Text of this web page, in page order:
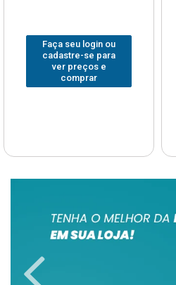
Faça seu login ou
cadastre-se para
ver preços e
comprar